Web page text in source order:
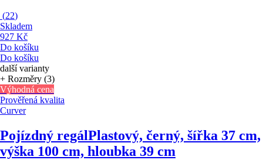
(22)
Skladem
927 Kč
Do košíku
Do košíku
další varianty
+ Rozměry (3)
Výhodná cena
Prověřená kvalita
Curver
Pojízdný regálPlastový, černý, šířka 37 cm,
výška 100 cm, hloubka 39 cm